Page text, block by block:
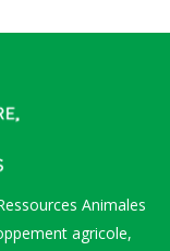
Animales
agricole,